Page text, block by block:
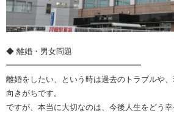
◆ 離婚・男女問題
━━━━━━━━━━━━━━━━━
離婚をしたい、という時は過去のトラブルや
向きがちです。
ですが、本当に大切なのは、今後人生をどう